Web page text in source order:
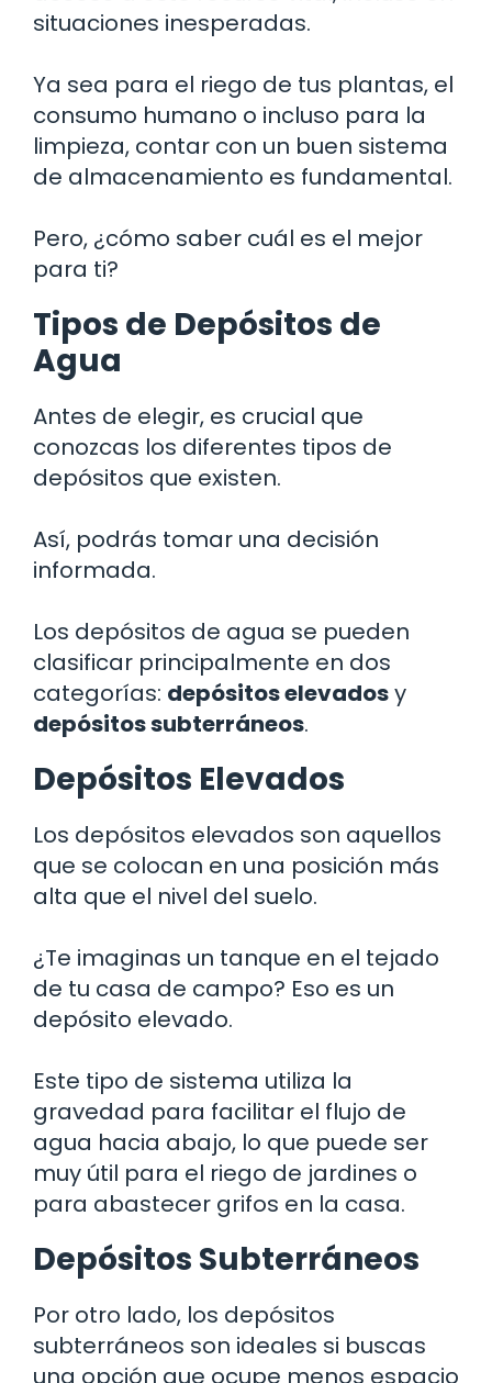
situaciones inesperadas.
Ya sea para el riego de tus plantas, el
consumo humano o incluso para la
limpieza, contar con un buen sistema
de almacenamiento es fundamental.
Pero, ¿cómo saber cuál es el mejor
para ti?
Tipos de Depósitos de
Agua
Antes de elegir, es crucial que
conozcas los diferentes tipos de
depósitos que existen.
Así, podrás tomar una decisión
informada.
Los depósitos de agua se pueden
clasificar principalmente en dos
categorías: depósitos elevadosy
depósitos subterráneos.
Depósitos Elevados
Los depósitos elevados son aquellos
que se colocan en una posición más
alta que el nivel del suelo.
¿Te imaginas un tanque en el tejado
de tu casa de campo? Eso es un
depósito elevado.
Este tipo de sistema utiliza la
gravedad para facilitar el flujo de
agua hacia abajo, lo que puede ser
muy útil para el riego de jardines o
para abastecer grifos en la casa.
Depósitos Subterráneos
Por otro lado, los depósitos
subterráneos son ideales si buscas
una opción que ocupe menos espacio